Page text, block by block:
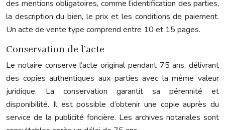
des mentions obligatoires, comme l’identification des parties,
la description du bien, le prix et les conditions de paiement.
Un acte de vente type comprend entre 10 et 15 pages.
Conservation de l’acte
Le notaire conserve l’acte original pendant 75 ans, délivrant
des copies authentiques aux parties avec la même valeur
juridique. La conservation garantit sa pérennité et
disponibilité. Il est possible d’obtenir une copie auprès du
service de la publicité foncière. Les archives notariales sont